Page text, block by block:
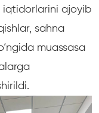
iqtidorlarini ajoyib
sahna
muassasa